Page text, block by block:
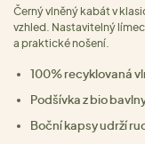
Černý vlněný kabát v
vzhled. Nastavitelný
a praktické nošení.
100% recyklovaná
Podšívka z bio
Boční kapsy udrží